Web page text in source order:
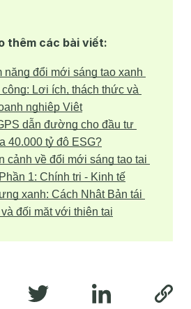
thêm các bài viết:
năng đổi mới sáng tạo xanh
Lợi ích, thách thức và
nghiệp Việt
dẫn đường cho đầu tư
40.000 tỷ đô ESG?
cảnh về đổi mới sáng tạo tại
1: Chính trị - Kinh tế
xanh: Cách Nhật Bản tái
đối mặt với thiên tai